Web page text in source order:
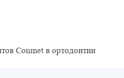
Conmet в ортодонтии